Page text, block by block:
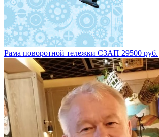
Рама поворотной тележки СЗАП 29500 руб.